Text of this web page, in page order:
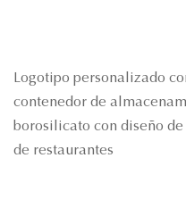
Logotipo personalizado
contenedor de
borosilicato con diseño
de restaurantes